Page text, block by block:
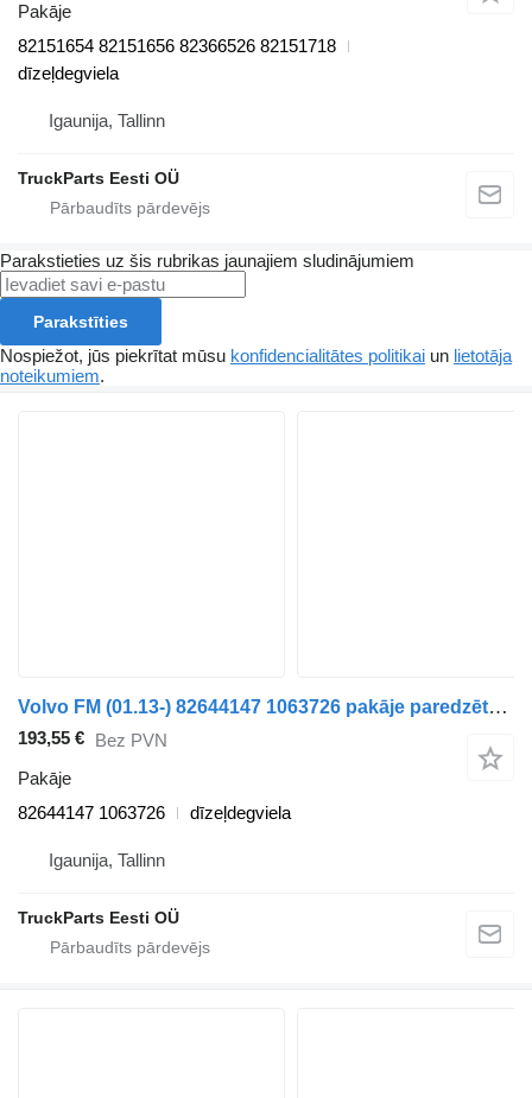
Pakāje
82151654 82151656 82366526 82151718
dīzeļdegviela
Igaunija, Tallinn
TruckParts Eesti OÜ
Parakstieties uz šis rubrikas jaunajiem sludinājumiem
Parakstīties
Nospiežot, jūs piekrītat mūsu konfidencialitātes politikai un lietotāja
noteikumiem.
Volvo FM (01.13-) 82644147 1063726 pakāje paredzēts Volvo FH, FM, FMX-4 series (2013-) vilcēja
193,55 € Bez PVN
Pakāje
82644147 1063726
dīzeļdegviela
Igaunija, Tallinn
TruckParts Eesti OÜ